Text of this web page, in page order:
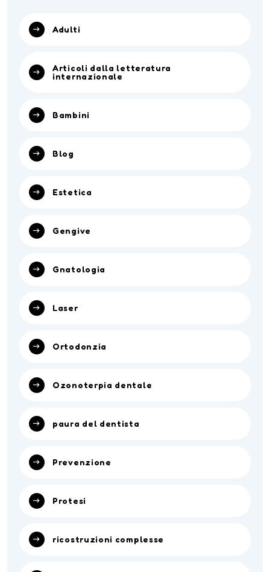
Adulti
Articoli dalla letteratura
internazionale
Bambini
Blog
Estetica
Gengive
Gnatologia
Laser
Ortodonzia
Ozonoterpia dentale
paura del dentista
Prevenzione
Protesi
ricostruzioni complesse